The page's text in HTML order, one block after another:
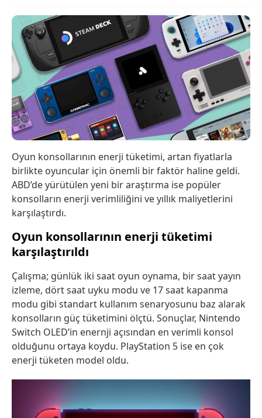
Oyun konsollarının enerji tüketimi, artan fiyatlarla
birlikte oyuncular için önemli bir faktör haline geldi.
ABD’de yürütülen yeni bir araştırma ise popüler
konsolların enerji verimliliğini ve yıllık maliyetlerini
karşılaştırdı.
Oyun konsollarının enerji tüketimi
karşılaştırıldı
Çalışma; günlük iki saat oyun oynama, bir saat yayın
izleme, dört saat uyku modu ve 17 saat kapanma
modu gibi standart kullanım senaryosunu baz alarak
konsolların güç tüketimini ölçtü. Sonuçlar, Nintendo
Switch OLED’in enernji açısından en verimli konsol
olduğunu ortaya koydu. PlayStation 5 ise en çok
enerji tüketen model oldu.